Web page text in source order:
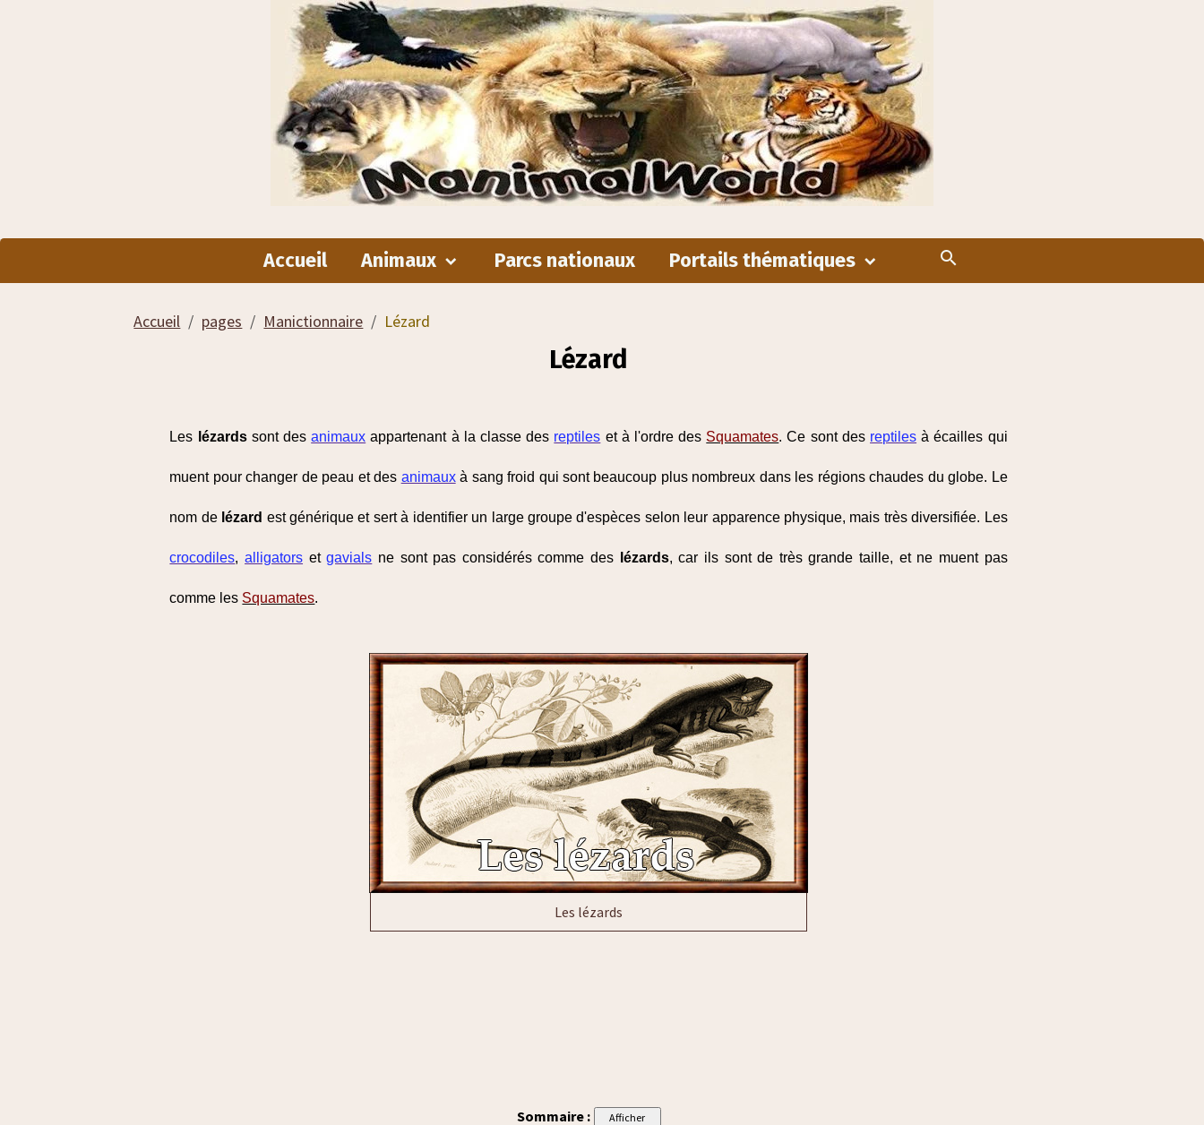
Accueil Animaux Parcs nationaux Portails thématiques
Accueil pages Manictionnaire Lézard
Lézard
Les lézardssont desanimaux appartenant à la classe des reptiles et à l'ordre des Squamates. Ce sont des reptiles à écailles qui
muent pour changer de peau et des animauxà sang froid qui sont beaucoup plus nombreux dans les régions chaudes du globe. Le
nom de lézard est générique et sert à identifier un large groupe d'espèces selon leur apparence physique, mais très diversifiée. Les
crocodiles,alligators etgavials ne sont pas considérés comme des lézards, car ils sont de très grande taille, et ne muent pas
comme les Squamates.
Les lézards
Sommaire :